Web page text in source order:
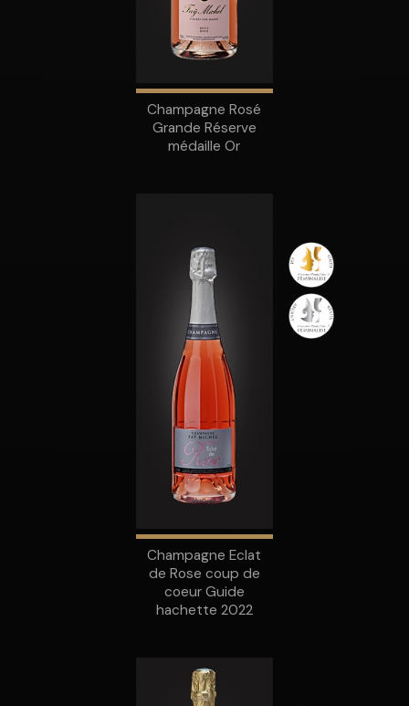
Champagne Rosé
Grande Réserve
médaille Or
Champagne Eclat
de Rose coup de
coeur Guide
hachette 2022